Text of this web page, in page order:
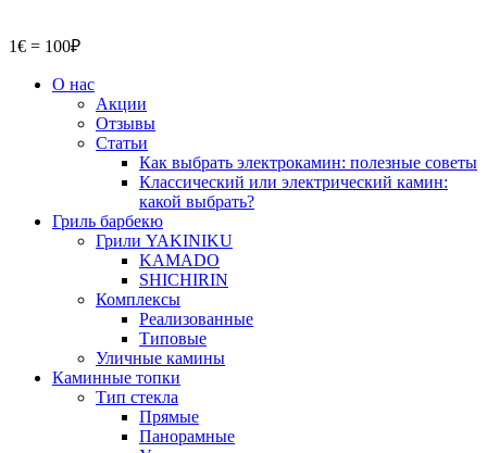
1€ = 100₽
О нас
Акции
Отзывы
Статьи
Как выбрать электрокамин: полезные советы
Классический или электрический камин:
какой выбрать?
Гриль барбекю
Грили YAKINIKU
KAMADO
SHICHIRIN
Комплексы
Реализованные
Типовые
Уличные камины
Каминные топки
Тип стекла
Прямые
Панорамные